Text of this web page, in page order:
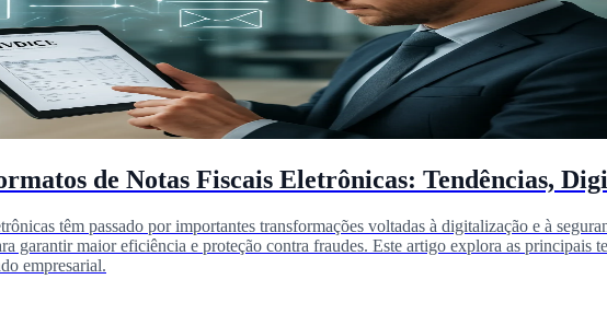
de Notas Fiscais Eletrônicas: Tendências,
têm passado por importantes transformações voltadas à digitalização e à
garantir maior eficiência e proteção contra fraudes. Este artigo explora as principais
empresarial.